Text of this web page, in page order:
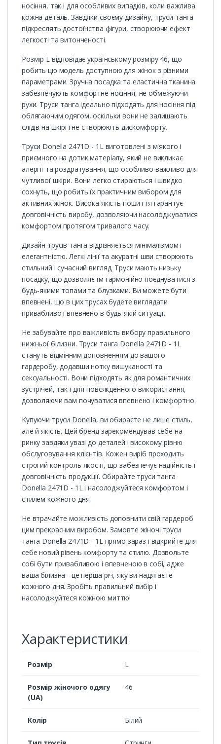
носіння, так і для особливих випадків, коли важлива
кожна деталь. Завдяки своєму дизайну, труси танга
підкреслять достоїнства фігури, створюючи ефект
легкості та витонченості.
Розмір L відповідає українському розміру 46, що
робить цю модель доступною для жінок з різними
параметрами. Зручна посадка та еластична тканина
забезпечують комфортне носіння, не обмежуючи
рухи. Труси танга ідеально підходять для носіння під
облягаючим одягом, оскільки вони не залишають
слідів на шкірі і не створюють дискомфорту.
Труси Donella 2471D - 1L виготовлені з м'якого і
приємного на дотик матеріалу, який не викликає
алергії та роздратування, що особливо важливо для
чутливої шкіри. Вони легко стираються і швидко
сохнуть, що робить їх практичним вибором для
активних жінок. Висока якість пошиття гарантує
довговічність виробу, дозволяючи насолоджуватися
комфортом протягом тривалого часу.
Дизайн трусів танга відрізняється мінімалізмом і
елегантністю. Легкі лінії та акуратні шви створюють
стильний і сучасний вигляд. Труси мають низьку
посадку, що дозволяє їм гармонійно поєднуватися з
будь-якими топами та блузками. Ви можете бути
впевнені, що в цих трусах будете виглядати
привабливо і впевнено в будь-якій ситуації.
Не забувайте про важливість вибору правильного
нижньої білизни. Труси танга Donella 2471D - 1L
стануть відмінним доповненням до вашого
гардеробу, додавши нотку вишуканості та
сексуальності. Вони підходять як для романтичних
зустрічей, так і для повсякденного використання,
дозволяючи вам почуватися впевнено і комфортно.
Купуючи труси Donella, ви обираєте не лише стиль,
але й якість. Цей бренд зарекомендував себе на
ринку завдяки увазі до деталей і високому рівню
обслуговування клієнтів. Кожен виріб проходить
строгий контроль якості, що забезпечує надійність і
довговічність продукції. Обирайте труси танга
Donella 2471D - 1L і насолоджуйтеся комфортом і
стилем кожного дня.
Не втрачайте можливість доповнити свій гардероб
цим прекрасним виробом. Замовте жіночі труси
танга Donella 2471D - 1L прямо зараз і відкрийте для
себе новий рівень комфорту та стилю. Дозвольте
собі бути привабливою і впевненою в собі, адже
ваша білизна - це перша річ, яку ви надягаєте
кожного дня. Зробіть правильний вибір і
насолоджуйтеся кожною миттю!
Характеристики
Розмір L
Розмір жіночого одягу
(UA)
46
Колір Білий